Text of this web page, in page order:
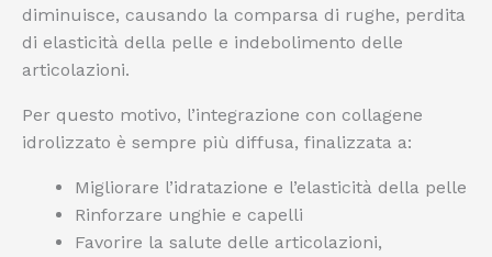
diminuisce, causando la comparsa di rughe, perdita
di elasticità della pelle e indebolimento delle
articolazioni.
Per questo motivo, l’integrazione con collagene
idrolizzato è sempre più diffusa, finalizzata a:
Migliorare l’idratazione e l’elasticità della pelle
Rinforzare unghie e capelli
Favorire la salute delle articolazioni,